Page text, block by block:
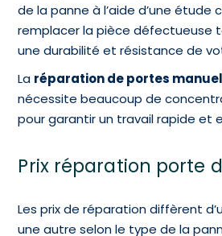
de la panne à l’aide d’une étude
remplacer la pièce défectueuse
une durabilité et résistance de
La réparation de portes
nécessite beaucoup de
pour garantir un travail rapide et
Prix réparation porte
Les prix de réparation diffèrent
une autre selon le type de la